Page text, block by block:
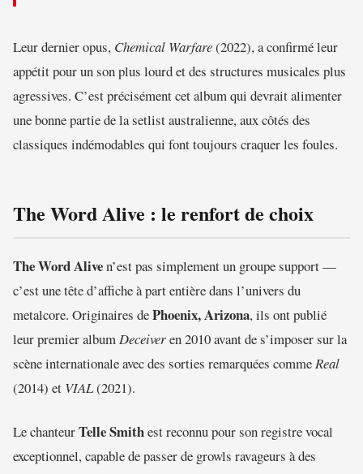
Leur dernier opus, Chemical Warfare(2022), a confirmé leur
appétit pour un son plus lourd et des structures musicales plus
agressives. C’est précisément cet album qui devrait alimenter
une bonne partie de la setlist australienne, aux côtés des
classiques indémodables qui font toujours craquer les foules.
The Word Alive : le renfort de choix
The Word Aliven’est pas simplement un groupe support —
c’est une tête d’affiche à part entière dans l’univers du
metalcore. Originaires dePhoenix, Arizona, ils ont publié
leur premier albumDeceiveren 2010 avant de s’imposer sur la
scène internationale avec des sorties remarquées commeReal
(2014) et VIAL(2021).
Le chanteurTelle Smithest reconnu pour son registre vocal
exceptionnel, capable de passer de growls ravageurs à des